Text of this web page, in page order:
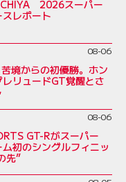
2026スーパー
レポート
08-06
境からの初優勝。ホン
リュードGT覚醒とさ
08-06
GT-Rがスーパー
初のシングルフィニッ
先”